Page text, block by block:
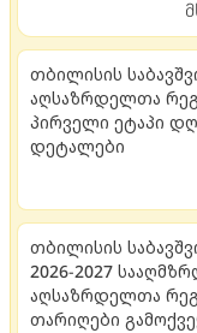
თბილისის
აღსაზრდელთა
პირველი ეტაპი
დეტალები
თბილისის
2026-2027
აღსაზრდელთა
თარიღები